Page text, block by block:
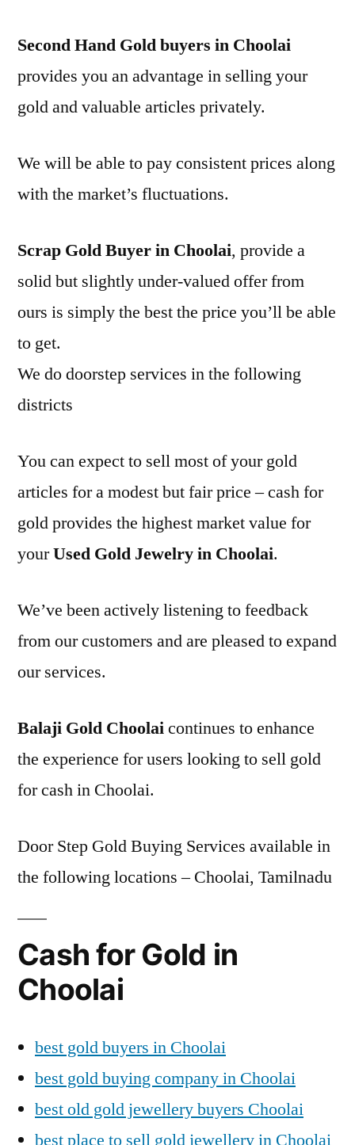
Second Hand Gold buyers in Choolai
provides you an advantage in selling your
gold and valuable articles privately.
We will be able to pay consistent prices along
with the market’s fluctuations.
Scrap Gold Buyer in Choolai, provide a
solid but slightly under-valued offer from
ours is simply the best the price you’ll be able
to get.
We do doorstep services in the following
districts
You can expect to sell most of your gold
articles for a modest but fair price – cash for
gold provides the highest market value for
yourUsed Gold Jewelry in Choolai.
We’ve been actively listening to feedback
from our customers and are pleased to expand
our services.
Balaji Gold Choolaicontinues to enhance
the experience for users looking to sell gold
for cash in Choolai.
Door Step Gold Buying Services available in
the following locations – Choolai, Tamilnadu
Cash for Gold in
Choolai
best gold buyers in Choolai
best gold buying company in Choolai
best old gold jewellery buyers Choolai
best place to sell gold jewellery in Choolai